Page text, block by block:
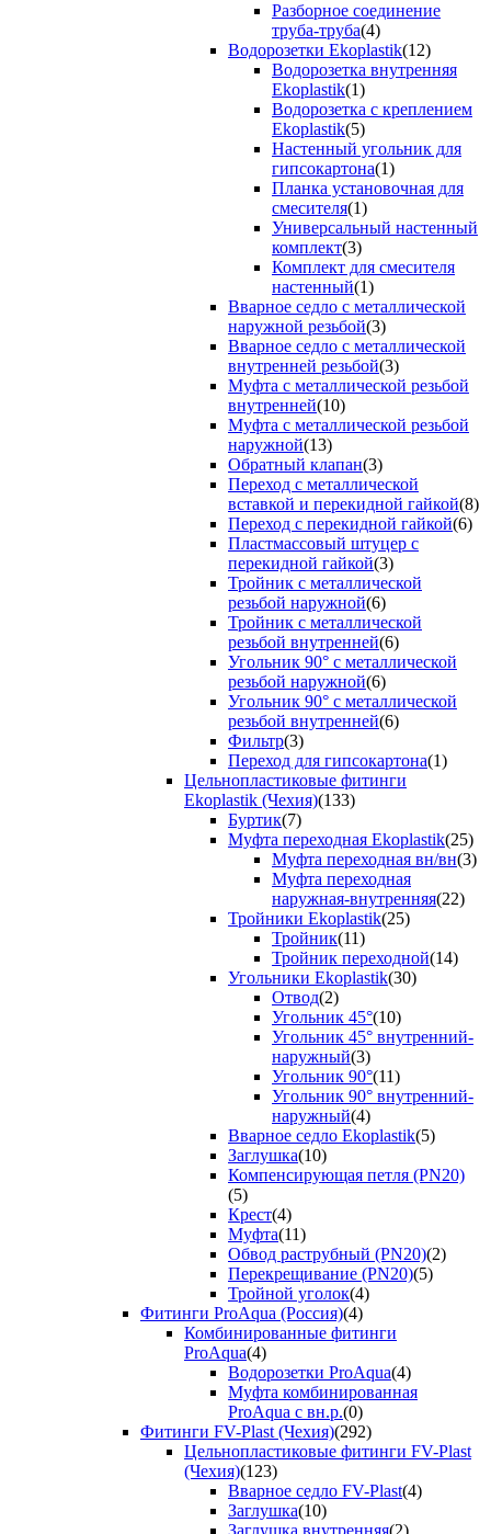
Разборное соединение
труба-труба(4)
Водорозетки Ekoplastik(12)
Водорозетка внутренняя
Ekoplastik(1)
Водорозетка с креплением
Ekoplastik(5)
Настенный угольник для
гипсокартона(1)
Планка установочная для
смесителя(1)
Универсальный настенный
комплект(3)
Комплект для смесителя
настенный(1)
Вварное седло с металлической
наружной резьбой(3)
Вварное седло с металлической
внутренней резьбой(3)
Муфта с металлической резьбой
внутренней(10)
Муфта с металлической резьбой
наружной(13)
Обратный клапан(3)
Переход с металлической
вставкой и перекидной гайкой(8)
Переход с перекидной гайкой(6)
Пластмассовый штуцер с
перекидной гайкой(3)
Тройник с металлической
резьбой наружной(6)
Тройник с металлической
резьбой внутренней(6)
Угольник 90° с металлической
резьбой наружной(6)
Угольник 90° с металлической
резьбой внутренней(6)
Фильтр(3)
Переход для гипсокартона(1)
Цельнопластиковые фитинги
Ekoplastik (Чехия)(133)
Буртик(7)
Муфта переходная Ekoplastik(25)
Муфта переходная вн/вн(3)
Муфта переходная
наружная-внутренняя(22)
Тройники Ekoplastik(25)
Тройник(11)
Тройник переходной(14)
Угольники Ekoplastik(30)
Отвод(2)
Угольник 45°(10)
Угольник 45° внутренний-
наружный(3)
Угольник 90°(11)
Угольник 90° внутренний-
наружный(4)
Вварное седло Ekoplastik(5)
Заглушка(10)
Компенсирующая петля (PN20)
(5)
Крест(4)
Муфта(11)
Обвод раструбный (PN20)(2)
Перекрещивание (PN20)(5)
Тройной уголок(4)
Фитинги ProAqua (Россия)(4)
Комбинированные фитинги
ProAqua(4)
Водорозетки ProAqua(4)
Муфта комбинированная
ProAqua с вн.р.(0)
Фитинги FV-Plast (Чехия)(292)
Цельнопластиковые фитинги FV-Plast
(Чехия)(123)
Вварное седло FV-Plast(4)
Заглушка(10)
Заглушка внутренняя(2)